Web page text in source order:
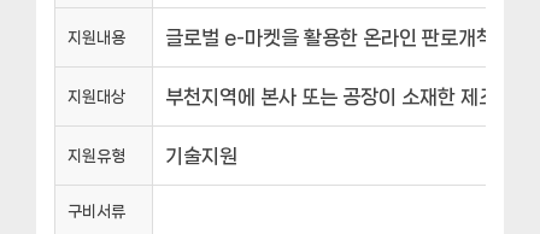
지원내용 글로벌 e-마켓을 활용한 온라인 판로개척 지원
지원대상 부천지역에 본사 또는 공장이 소재한 제조기업
지원유형 기술지원
구비서류